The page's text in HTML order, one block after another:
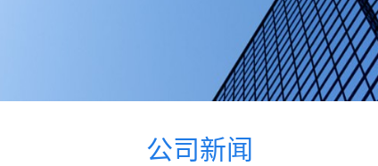
公司新闻